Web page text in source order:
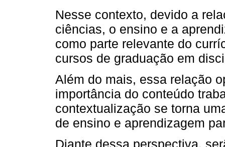
Nesse contexto, devido a
ciências, o ensino e a
como parte relevante do
cursos de graduação em
Além do mais, essa relação
importância do conteúdo
contextualização se torna
de ensino e aprendizagem
Diante dessa perspectiva,